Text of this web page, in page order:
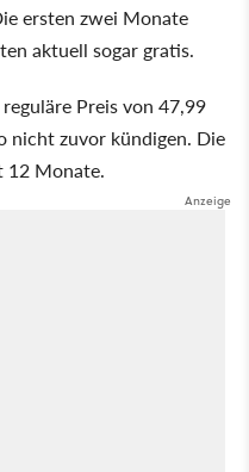
ersten zwei Monate
aktuell sogar gratis.
Preis von 47,99
nicht zuvor kündigen. Die
12 Monate.